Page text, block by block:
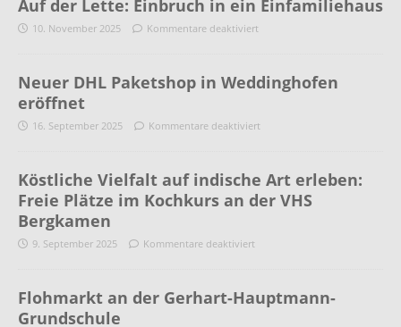
Auf der Lette: Einbruch in ein Einfamiliehaus
10. November 2025 Kommentare deaktiviert
Neuer DHL Paketshop in Weddinghofen
eröffnet
16. September 2025 Kommentare deaktiviert
Köstliche Vielfalt auf indische Art erleben:
Freie Plätze im Kochkurs an der VHS
Bergkamen
9. September 2025 Kommentare deaktiviert
Flohmarkt an der Gerhart-Hauptmann-
Grundschule